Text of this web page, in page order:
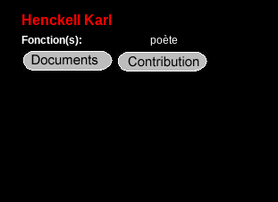
Henckell Karl
Fonction(s): poète